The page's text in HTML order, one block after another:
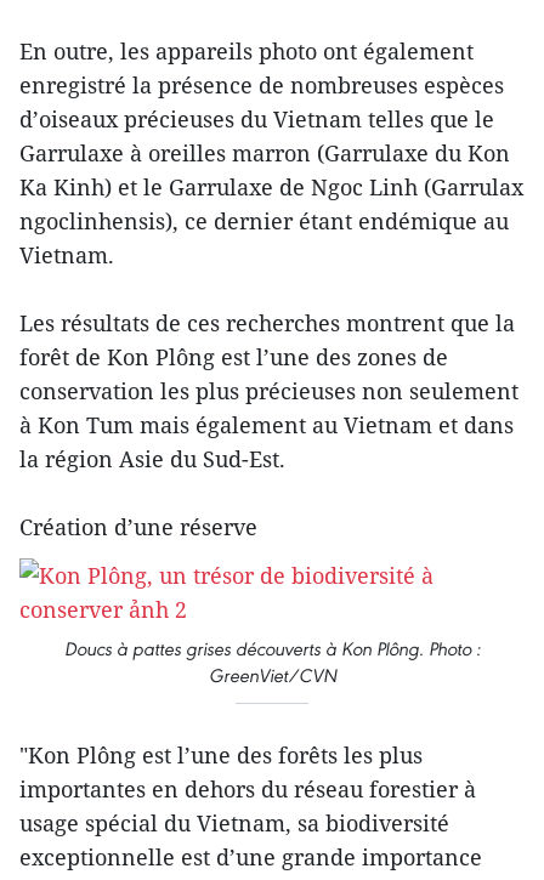
En outre, les appareils photo ont également
enregistré la présence de nombreuses espèces
d’oiseaux précieuses du Vietnam telles que le
Garrulaxe à oreilles marron (Garrulaxe du Kon
Ka Kinh) et le Garrulaxe de Ngoc Linh (Garrulax
ngoclinhensis), ce dernier étant endémique au
Vietnam.
Les résultats de ces recherches montrent que la
forêt de Kon Plông est l’une des zones de
conservation les plus précieuses non seulement
à Kon Tum mais également au Vietnam et dans
la région Asie du Sud-Est.
Création d’une réserve
Doucs à pattes grises découverts à Kon Plông. Photo :
GreenViet/CVN
"Kon Plông est l’une des forêts les plus
importantes en dehors du réseau forestier à
usage spécial du Vietnam, sa biodiversité
exceptionnelle est d’une grande importance